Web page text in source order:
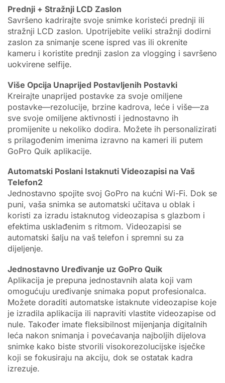
Prednji + Stražnji LCD Zaslon
Savršeno kadrirajte svoje snimke koristeći prednji ili
stražnji LCD zaslon. Upotrijebite veliki stražnji dodirni
zaslon za snimanje scene ispred vas ili okrenite
kameru i koristite prednji zaslon za vlogging i savršeno
uokvirene selfije.
Više Opcija Unaprijed Postavljenih Postavki
Kreirajte unaprijed postavke za svoje omiljene
postavke—rezolucije, brzine kadrova, leće i više—za
sve svoje omiljene aktivnosti i jednostavno ih
promijenite u nekoliko dodira. Možete ih personalizirati
s prilagođenim imenima izravno na kameri ili putem
GoPro Quik aplikacije.
Automatski Poslani Istaknuti Videozapisi na Vaš
Telefon2
Jednostavno spojite svoj GoPro na kućni Wi-Fi. Dok se
puni, vaša snimka se automatski učitava u oblak i
koristi za izradu istaknutog videozapisa s glazbom i
efektima usklađenim s ritmom. Videozapisi se
automatski šalju na vaš telefon i spremni su za
dijeljenje.
Jednostavno Uređivanje uz GoPro Quik
Aplikacija je prepuna jednostavnih alata koji vam
omogućuju uređivanje snimaka poput profesionalca.
Možete doraditi automatske istaknute videozapise koje
je izradila aplikacija ili napraviti vlastite videozapise od
nule. Također imate fleksibilnost mijenjanja digitalnih
leća nakon snimanja i povećavanja najboljih dijelova
snimke kako biste stvorili visokorezolucijske isječke
koji se fokusiraju na akciju, dok se ostatak kadra
izrezuje.